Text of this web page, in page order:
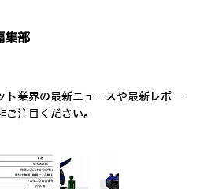
集部
ト業界の最新ニュースや最新レポー
ご注目ください。